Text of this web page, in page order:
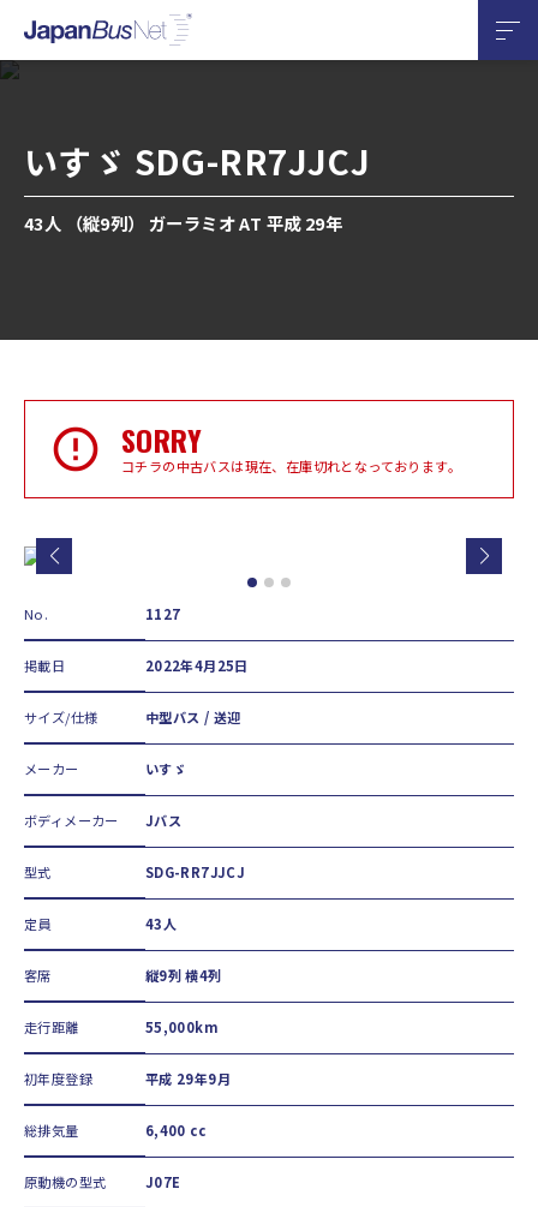
いすゞ SDG-RR7JJCJ
43人 （縦9列） ガーラミオ AT 平成 29年
SORRY
コチラの中古バスは現在、在庫切れとなっております。
No. 1127
掲載日 2022年4月25日
サイズ/仕様 中型バス / 送迎
メーカー いすゞ
ボディメーカー Jバス
型式 SDG-RR7JJCJ
定員 43人
客席 縦9列 横4列
走行距離 55,000km
初年度登録 平成 29年9月
総排気量 6,400 cc
原動機の型式 J07E